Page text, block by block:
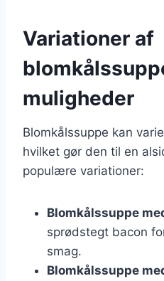
Variationer af
muligheder
Blomkålssuppe kan
hvilket gør den til en
populære variationer:
Blomkålssuppe
sprødstegt bacon
smag.
Blomkålssuppe